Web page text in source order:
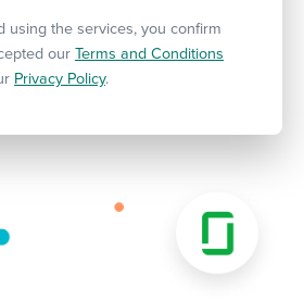
using the services, you confirm
our Terms and Conditions
Privacy Policy.